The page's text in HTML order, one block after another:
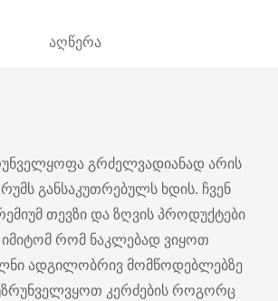
აღწერა
გრძელვადიანად არის
რუმს განსაკუთრებულს ხდის. ჩვენ
თევზი და ზღვის პროდუქტები
რომ ნაკლებად ვიყოთ
ადგილობრივ მომწოდებლებზე
კერძების როგორც